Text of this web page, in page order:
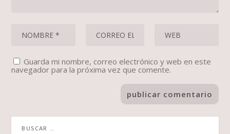
Guarda mi nombre, correo electrónico y web en este
navegador para la próxima vez que comente.